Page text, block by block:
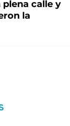
calle y
la